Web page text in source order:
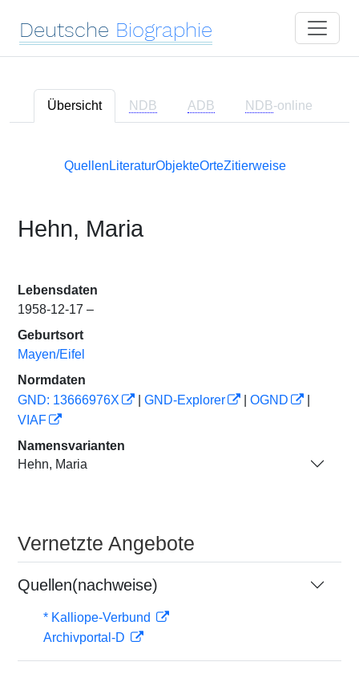
Deutsche Biographie
Übersicht NDB ADB NDB-online
Quellen LiteraturObjekteOrteZitierweise
Hehn, Maria
Lebensdaten
1958-12-17 –
Geburtsort
Mayen/Eifel
Normdaten
GND: 13666976X
GND-Explorer OGND
VIAF
Namensvarianten
Hehn, Maria
Vernetzte Angebote
Quellen(nachweise)
* Kalliope-Verbund
Archivportal-D